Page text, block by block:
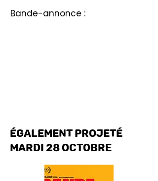
Bande-annonce :
également projeté
MARDI 28 octobre